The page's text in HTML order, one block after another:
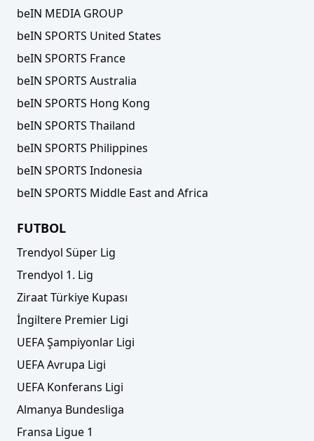
beIN MEDIA GROUP
beIN SPORTS United States
beIN SPORTS France
beIN SPORTS Australia
beIN SPORTS Hong Kong
beIN SPORTS Thailand
beIN SPORTS Philippines
beIN SPORTS Indonesia
beIN SPORTS Middle East and Africa
FUTBOL
Trendyol Süper Lig
Trendyol 1. Lig
Ziraat Türkiye Kupası
İngiltere Premier Ligi
UEFA Şampiyonlar Ligi
UEFA Avrupa Ligi
UEFA Konferans Ligi
Almanya Bundesliga
Fransa Ligue 1